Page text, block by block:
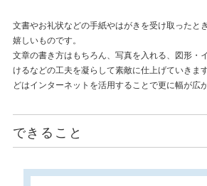
文書やお礼状などの手紙やはがきを受け取ったと
嬉しいものです。
文章の書き方はもちろん、写真を入れる、図形・
けるなどの工夫を凝らして素敵に仕上げていきま
どはインターネットを活用することで更に幅が広が
できること